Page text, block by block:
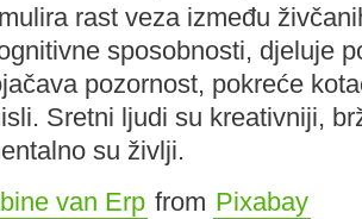
rast veza između
sposobnosti, djeluje
pozornost, pokreće
Sretni ljudi su kreativniji,
su življi.
van Erp from Pixabay